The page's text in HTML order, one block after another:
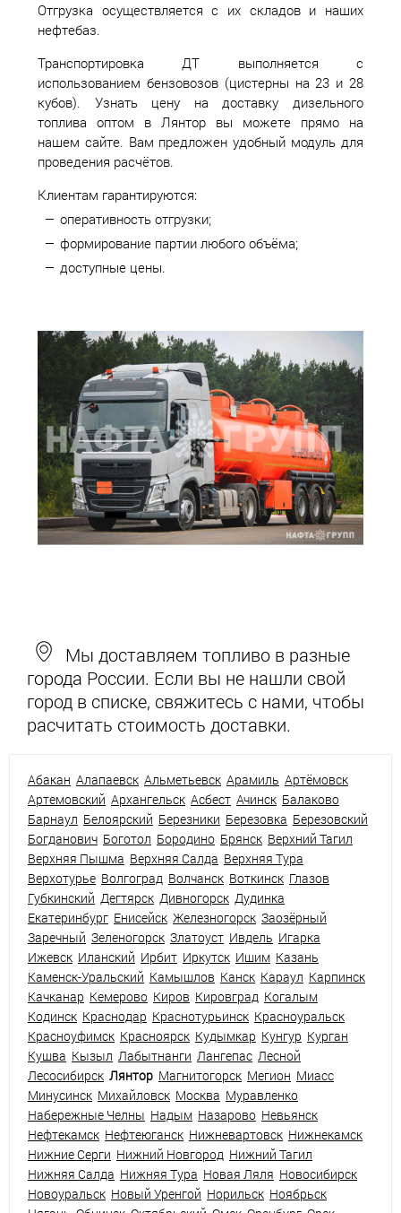
Отгрузка осуществляется с их складов и наших
нефтебаз.
Транспортировка ДТ выполняется с
использованием бензовозов (цистерны на 23 и 28
кубов). Узнать цену на доставку дизельного
топлива оптом в Лянтор вы можете прямо на
нашем сайте. Вам предложен удобный модуль для
проведения расчётов.
Клиентам гарантируются:
оперативность отгрузки;
формирование партии любого объёма;
доступные цены.
Мы доставляем топливо в разные
города России. Если вы не нашли свой
город в списке, свяжитесь с нами, чтобы
расчитать стоимость доставки.
Абакан Алапаевск Альметьевск Арамиль Артёмовск
Артемовский Архангельск Асбест Ачинск Балаково
Барнаул Белоярский Березники Березовка Березовский
Богданович Боготол Бородино Брянск Верхний Тагил
Верхняя Пышма Верхняя Салда Верхняя Тура
Верхотурье Волгоград Волчанск Воткинск Глазов
Губкинский Дегтярск Дивногорск Дудинка
Екатеринбург Енисейск Железногорск Заозёрный
Заречный Зеленогорск Златоуст Ивдель Игарка
Ижевск Иланский Ирбит Иркутск Ишим Казань
Каменск-Уральский Камышлов Канск Караул Карпинск
Качканар Кемерово Киров Кировград Когалым
Кодинск Краснодар Краснотурьинск Красноуральск
Красноуфимск Красноярск Кудымкар Кунгур Курган
Кушва Кызыл Лабытнанги Лангепас Лесной
Лесосибирск Лянтор Магнитогорск Мегион Миасс
Минусинск Михайловск Москва Муравленко
Набережные Челны Надым Назарово Невьянск
Нефтекамск Нефтеюганск Нижневартовск Нижнекамск
Нижние Серги Нижний Новгород Нижний Тагил
Нижняя Салда Нижняя Тура Новая Ляля Новосибирск
Новоуральск Новый Уренгой Норильск Ноябрьск